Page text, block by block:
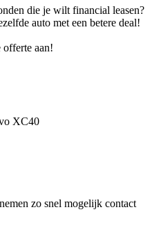
die je wilt financial leasen?
auto met een betere deal!
aan!
XC40
zo snel mogelijk contact